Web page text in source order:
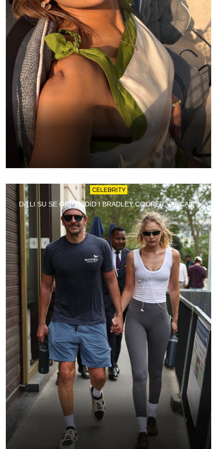
CELEBRITY
DA LI SU SE GIGI HADID I BRADLEY COOPER VENČALI?